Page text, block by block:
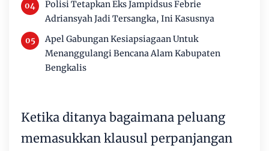
Polisi Tetapkan Eks Jampidsus Febrie
Adriansyah Jadi Tersangka, Ini Kasusnya
Apel Gabungan Kesiapsiagaan Untuk
Menanggulangi Bencana Alam Kabupaten
Bengkalis
Ketika ditanya bagaimana peluang
memasukkan klausul perpanjangan